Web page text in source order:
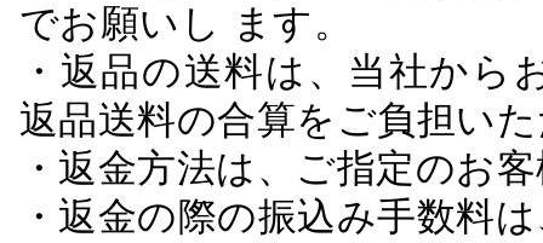
でお願いし ます。
・返品の送料は、当社か
返品送料の合算をご負担い
・返金方法は、ご指定のお
・返金の際の振込み手数料